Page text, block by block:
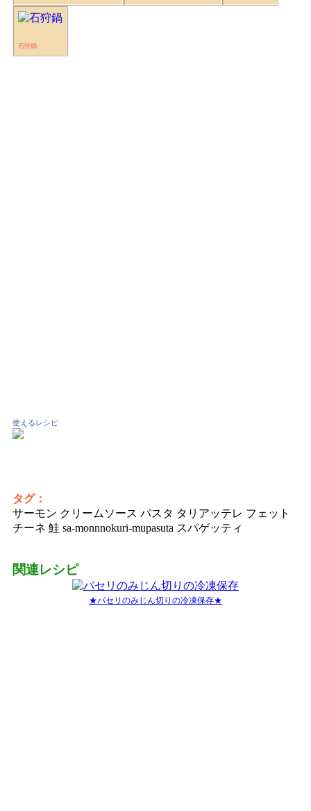
石狩鍋
使えるレシピ
タグ：
サーモン クリームソース パスタ タリアッテレ フェット
チーネ 鮭 sa-monnnokuri-mupasuta スパゲッティ
関連レシピ
★パセリのみじん切りの冷凍保存★